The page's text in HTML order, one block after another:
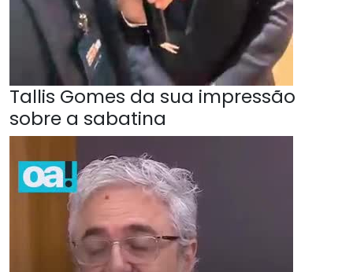
Tallis Gomes da sua impressão
sobre a sabatina